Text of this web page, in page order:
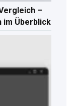
–
im Überblick